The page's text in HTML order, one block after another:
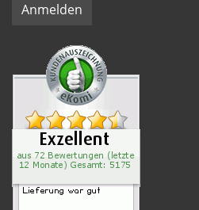
Anmelden